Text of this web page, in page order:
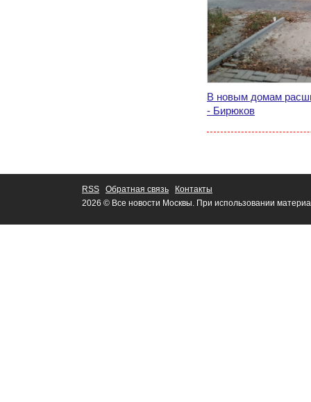
В новым домам
- Бирюков
RSS Обратная связь
Контакты
2026 © Все новости Москвы. При использовании